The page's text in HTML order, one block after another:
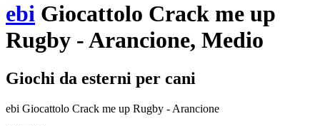
ebi Giocattolo Crack me up
Rugby - Arancione, Medio
Giochi da esterni per cani
ebi Giocattolo Crack me up Rugby - Arancione